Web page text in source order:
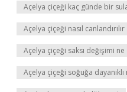
Açelya çiçeği kaç günde bir
Açelya çiçeği nasıl canlandırılır
Açelya çiçeği saksı değişimi ne
Açelya çiçeği soğuğa dayanıklı